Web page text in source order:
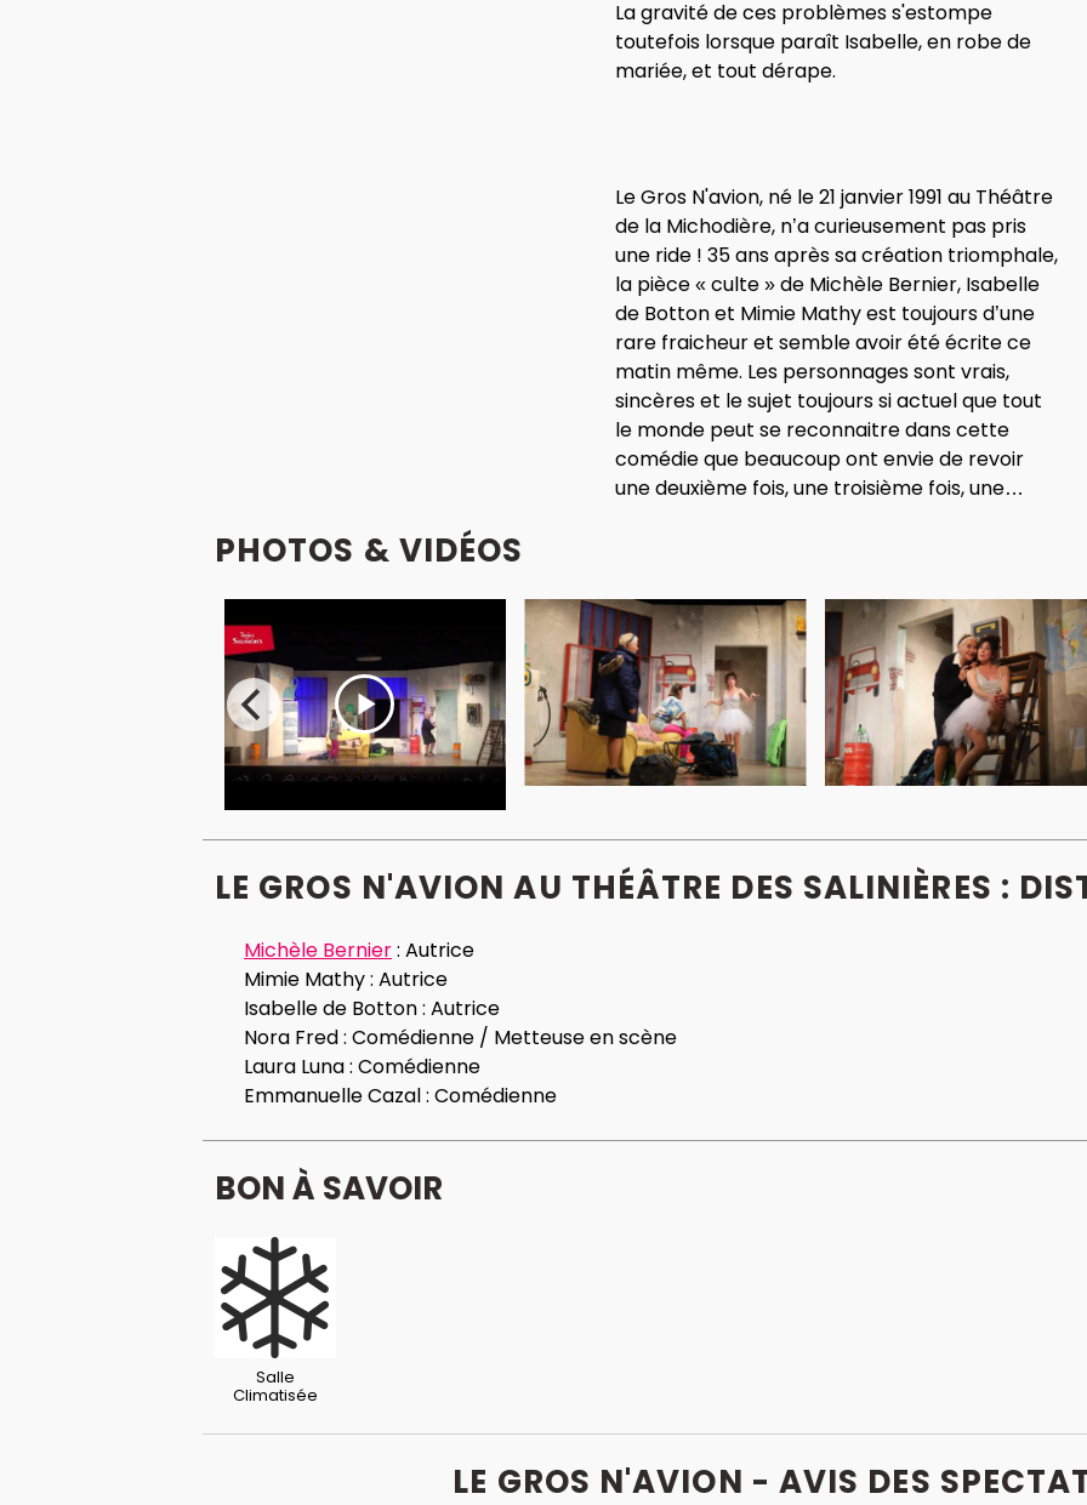
La gravité de ces problèmes s'estompe
toutefois lorsque paraît Isabelle, en robe de
mariée, et tout dérape.
Le Gros N'avion, né le 21 janvier 1991 au Théâtre
de la Michodière, n’a curieusement pas pris
une ride ! 35 ans après sa création triomphale,
la pièce « culte » de Michèle Bernier, Isabelle
de Botton et Mimie Mathy est toujours d’une
rare fraicheur et semble avoir été écrite ce
matin même. Les personnages sont vrais,
sincères et le sujet toujours si actuel que tout
le monde peut se reconnaitre dans cette
comédie que beaucoup ont envie de revoir
une deuxième fois, une troisième fois, une…
PHOTOS & VIDÉOS
LE GROS N'AVION AU THÉÂTRE DES SALINIÈRES :
Michèle Bernier: Autrice
Mimie Mathy : Autrice
Isabelle de Botton : Autrice
Nora Fred : Comédienne / Metteuse en scène
Laura Luna : Comédienne
Emmanuelle Cazal : Comédienne
BON À SAVOIR
Salle
Climatisée
LE GROS N'AVION - AVIS DES